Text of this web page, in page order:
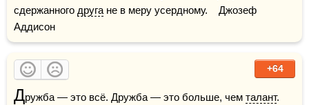
сдержанного друга не в меру усердному.    Джозеф
Аддисон
+64
Дружба — это всё. Дружба — это больше, чем талант.